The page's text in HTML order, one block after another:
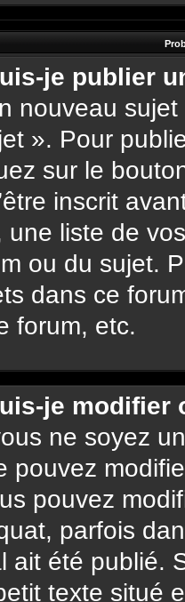
je publier
nouveau
». Pour
sur le
inscrit
une liste de
ou du sujet.
dans ce
forum, etc.
je modifier
ne soyez
pouvez
pouvez
parfois
ait été publié.
texte situé